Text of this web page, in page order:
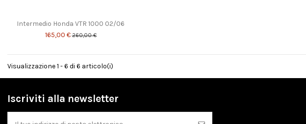
Intermedio Honda VTR 1000 02/06
165,00 €260,00 €
Visualizzazione 1 - 6 di 6 articolo(i)
Iscriviti alla newsletter